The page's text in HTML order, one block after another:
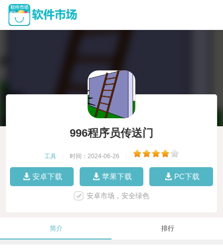
996程序员传送门
工具 时间：2024-06-26
安卓下载 苹果下载 PC下载
安卓市场，安全绿色
简介 排行